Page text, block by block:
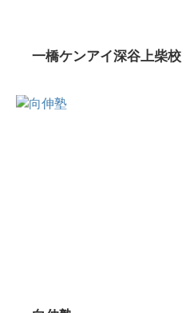
一橋ケンアイ深谷上柴校